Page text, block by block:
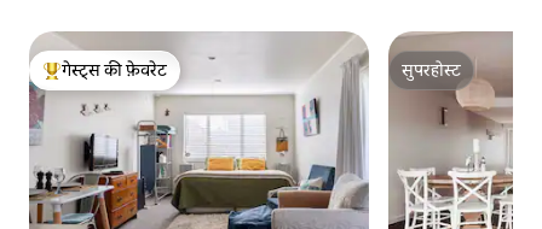
गेस्ट्स का टॉप फ़ेवरेट
गेस्ट्स की फ़ेवरेट
सुपरहोस्ट
सुपरहोस्ट